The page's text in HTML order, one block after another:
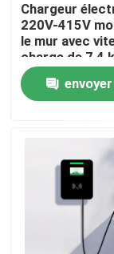
Contactez-
Nouvelles
Demandez
Chargeur
Chargeur
220V-415V
le mur avec
charge de 7,4
kW-22 kW et
5 m